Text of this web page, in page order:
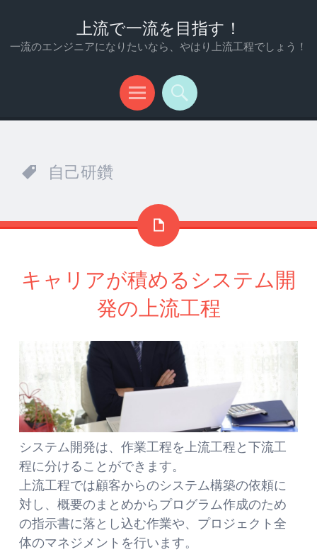
上流で一流を目指す！
一流のエンジニアになりたいなら、やはり上流工程でしょう！
メ
検
自己研鑽
キャリアが積めるシステム開
発の上流工程
システム開発は、作業工程を上流工程と下流工
程に分けることができます。
上流工程では顧客からのシステム構築の依頼に
対し、概要のまとめからプログラム作成のため
の指示書に落とし込む作業や、プロジェクト全
体のマネジメントを行います。